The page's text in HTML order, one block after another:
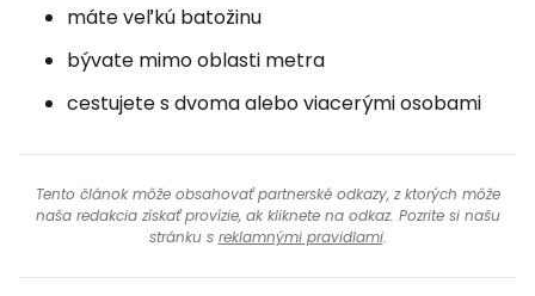
máte veľkú batožinu
bývate mimo oblasti metra
cestujete s dvoma alebo viacerými osobami
Tento článok môže obsahovať partnerské odkazy, z ktorých môže
naša redakcia získať provízie, ak kliknete na odkaz. Pozrite si našu
stránku s reklamnými pravidlami.